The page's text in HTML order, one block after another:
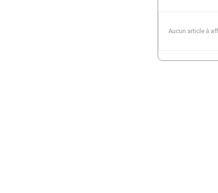
Aucun article à